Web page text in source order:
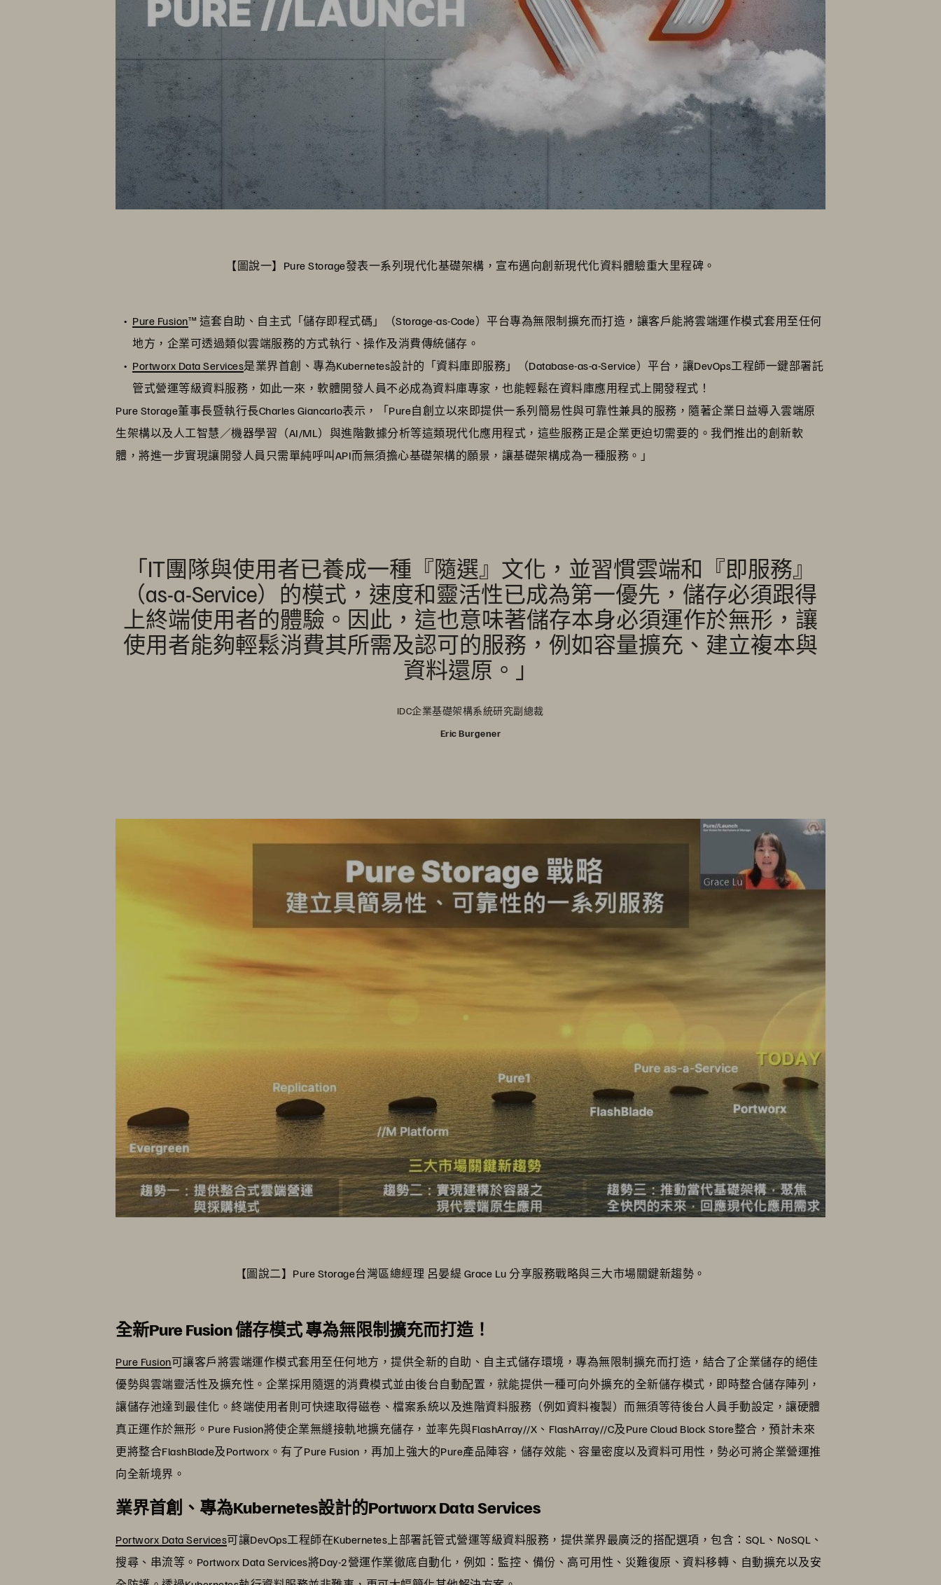
【圖說一】Pure Storage發表一系列現代化基礎架構，宣布邁向創新現代化資料體驗重大里程碑。
Pure Fusion™ 這套自助、自主式「儲存即程式碼」（Storage-as-Code）平台專為無限制擴充而打造，讓客戶能將雲端運作模式套用至任何
地方，企業可透過類似雲端服務的方式執行、操作及消費傳統儲存。
Portworx Data Services是業界首創、專為Kubernetes設計的「資料庫即服務」（Database-as-a-Service）平台，讓DevOps工程師一鍵部署託
管式營運等級資料服務，如此一來，軟體開發人員不必成為資料庫專家，也能輕鬆在資料庫應用程式上開發程式！
Pure Storage董事長暨執行長Charles Giancarlo表示，「Pure自創立以來即提供一系列簡易性與可靠性兼具的服務，隨著企業日益導入雲端原
生架構以及人工智慧／機器學習（AI/ML）與進階數據分析等這類現代化應用程式，這些服務正是企業更迫切需要的。我們推出的創新軟
體，將進一步實現讓開發人員只需單純呼叫API而無須擔心基礎架構的願景，讓基礎架構成為一種服務。」
「IT團隊與使用者已養成一種『隨選』文化，並習慣雲端和『即服務』
（as-a-Service）的模式，速度和靈活性已成為第一優先，儲存必須跟得
上終端使用者的體驗。因此，這也意味著儲存本身必須運作於無形，讓
使用者能夠輕鬆消費其所需及認可的服務，例如容量擴充、建立複本與
資料還原。」
IDC企業基礎架構系統研究副總裁
Eric Burgener
【圖說二】Pure Storage台灣區總經理 呂晏緹 Grace Lu 分享服務戰略與三大市場關鍵新趨勢。
全新Pure Fusion 儲存模式 專為無限制擴充而打造！
Pure Fusion可讓客戶將雲端運作模式套用至任何地方，提供全新的自助、自主式儲存環境，專為無限制擴充而打造，結合了企業儲存的絕佳
優勢與雲端靈活性及擴充性。企業採用隨選的消費模式並由後台自動配置，就能提供一種可向外擴充的全新儲存模式，即時整合儲存陣列，
讓儲存池達到最佳化。終端使用者則可快速取得磁卷、檔案系統以及進階資料服務（例如資料複製）而無須等待後台人員手動設定，讓硬體
真正運作於無形。Pure Fusion將使企業無縫接軌地擴充儲存，並率先與FlashArray//X、FlashArray//C及Pure Cloud Block Store整合，預計未來
更將整合FlashBlade及Portworx。有了Pure Fusion，再加上強大的Pure產品陣容，儲存效能、容量密度以及資料可用性，勢必可將企業營運推
向全新境界。
業界首創、專為Kubernetes設計的Portworx Data Services
Portworx Data Services可讓DevOps工程師在Kubernetes上部署託管式營運等級資料服務，提供業界最廣泛的搭配選項，包含：SQL、NoSQL、
搜尋、串流等。Portworx Data Services將Day-2營運作業徹底自動化，例如：監控、備份、高可用性、災難復原、資料移轉、自動擴充以及安